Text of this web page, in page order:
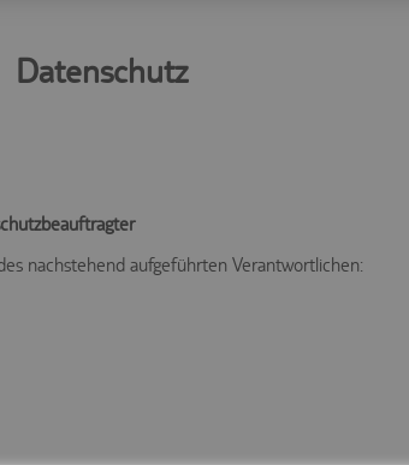
Datenschutz
nachstehend aufgeführten Verantwortlichen: